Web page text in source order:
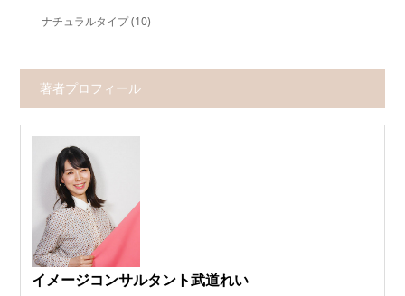
ナチュラルタイプ(10)
著者プロフィール
イメージコンサルタント武道れい